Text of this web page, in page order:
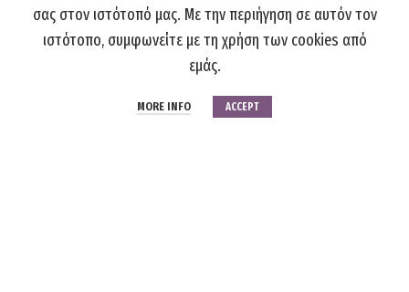
σας στον ιστότοπό μας. Με την περιήγηση σε αυτόν τον
ιστότοπο, συμφωνείτε με τη χρήση των cookies από
εμάς.
MORE INFO ACCEPT